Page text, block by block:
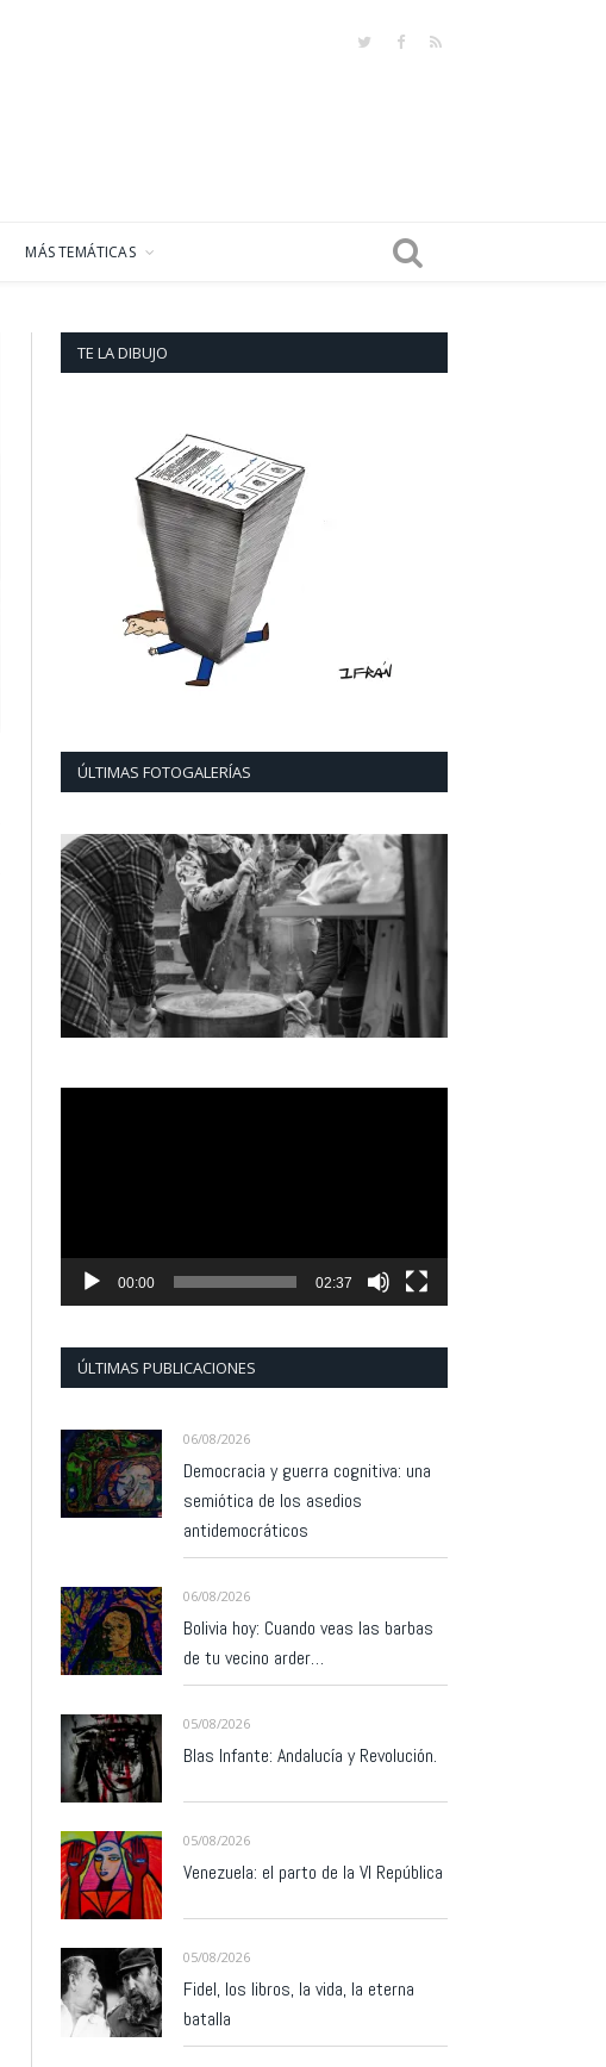
TwitterFacebook
RSS
MÁS TEMÁTICAS
TE LA DIBUJO
ÚLTIMAS FOTOGALERÍAS
00:00 02:37
ÚLTIMAS PUBLICACIONES
06/08/2026
Democracia y guerra cognitiva: una
semiótica de los asedios
antidemocráticos
06/08/2026
Bolivia hoy: Cuando veas las barbas
de tu vecino arder…
05/08/2026
Blas Infante: Andalucía y Revolución.
05/08/2026
Venezuela: el parto de la VI República
05/08/2026
Fidel, los libros, la vida, la eterna
batalla